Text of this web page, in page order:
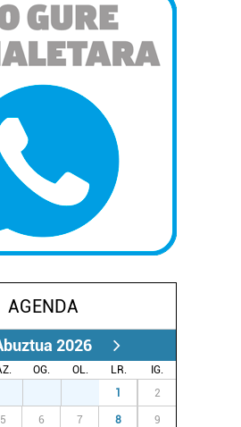
AGENDA
2026
OG. OL. LR.
IG.
1 2
5 6 7 8 9